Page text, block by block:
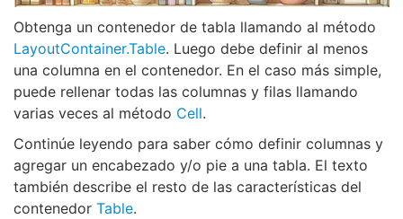
Obtenga un contenedor de tabla llamando al método
LayoutContainer.Table. Luego debe definir al menos
una columna en el contenedor. En el caso más simple,
puede rellenar todas las columnas y filas llamando
varias veces al método Cell.
Continúe leyendo para saber cómo definir columnas y
agregar un encabezado y/o pie a una tabla. El texto
también describe el resto de las características del
contenedor Table.